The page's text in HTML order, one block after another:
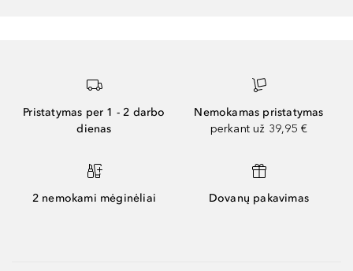
Pristatymas per 1 - 2 darbo
dienas
Nemokamas pristatymas
perkant už 39,95 €
2 nemokami mėginėliai Dovanų pakavimas